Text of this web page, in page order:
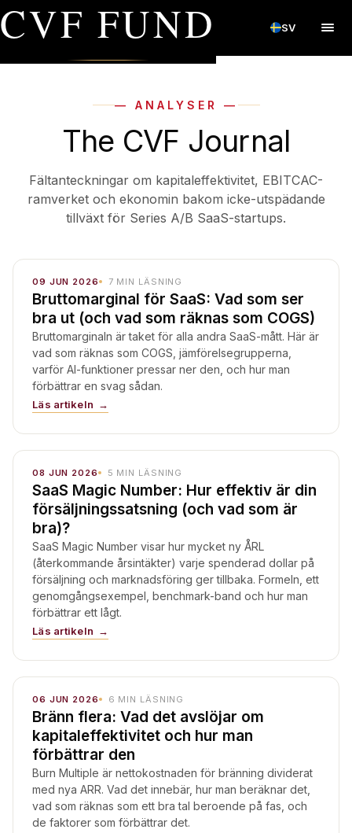
CVF FUND SV
— ANALYSER —
The CVF Journal
Fältanteckningar om kapitaleffektivitet, EBITCAC-
ramverket och ekonomin bakom icke-utspädande
tillväxt för Series A/B SaaS-startups.
09 JUN 2026 7 MIN LÄSNING
Bruttomarginal för SaaS: Vad som ser
bra ut (och vad som räknas som COGS)
Bruttomarginaln är taket för alla andra SaaS-mått. Här är
vad som räknas som COGS, jämförelsegrupperna,
varför AI-funktioner pressar ner den, och hur man
förbättrar en svag sådan.
Läs artikeln
08 JUN 2026 5 MIN LÄSNING
SaaS Magic Number: Hur effektiv är din
försäljningssatsning (och vad som är
bra)?
SaaS Magic Number visar hur mycket ny ÅRL
(återkommande årsintäkter) varje spenderad dollar på
försäljning och marknadsföring ger tillbaka. Formeln, ett
genomgångsexempel, benchmark-band och hur man
förbättrar ett lågt.
Läs artikeln
06 JUN 2026 6 MIN LÄSNING
Bränn flera: Vad det avslöjar om
kapitaleffektivitet och hur man
förbättrar den
Burn Multiple är nettokostnaden för bränning dividerat
med nya ARR. Vad det innebär, hur man beräknar det,
vad som räknas som ett bra tal beroende på fas, och
de faktorer som förbättrar det.